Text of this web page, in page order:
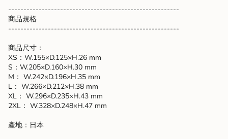
{{
quantity
--------------------------------------------------------
商品規格
--------------------------------------------------------
商品尺寸：
XS：W.155×D.125×H.26 mm
S：W.205×D.160×H.30 mm
M： W.242×D.196×H.35 mm
L： W.266×D.212×H.38 mm
XL： W.296×D.235×H.43 mm
2XL： W.328×D.248×H.47 mm
產地：日本